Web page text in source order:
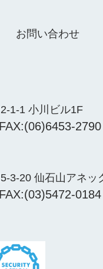
お問い合わせ
1-1 小川ビル1F
2790
3-20 仙石山アネッ
0184